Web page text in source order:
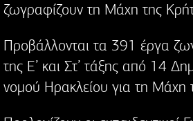
ζωγραφίζουν τη Μάχη της
Προβάλλονται τα 391 έργα
της Ε’ και Στ’ τάξης από 14
νομού Ηρακλείου για τη Μάχη